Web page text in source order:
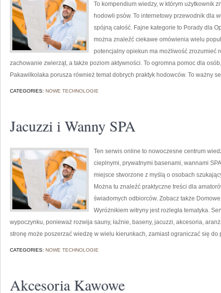
To kompendium wiedzy, w którym użytkownik
hodowli psów. To internetowy przewodnik dla
spójną całość. Fajne kategorie to Porady dla
można znaleźć ciekawe omówienia wielu
potencjalny opiekun ma możliwość zrozumieć
zachowanie zwierząt, a także poziom aktywności. To ogromna pomoc dla
Pakawilkolaka porusza również temat dobrych praktyk hodowców. To ważny
CATEGORIES: NOWE TECHNOLOGIE
Jacuzzi i Wanny SPA
Ten serwis online to nowoczesne centrum
cieplnymi, prywatnymi basenami, wannami
miejsce stworzone z myślą o osobach
Można tu znaleźć praktyczne treści dla
świadomych odbiorców. Zobacz także
Wyróżnikiem witryny jest rozległa tematyka.
wypoczynku, ponieważ rozwija sauny, łaźnie, baseny, jacuzzi, akcesoria,
stronę może poszerzać wiedzę w wielu kierunkach, zamiast ograniczać się do
CATEGORIES: NOWE TECHNOLOGIE
Akcesoria Kawowe